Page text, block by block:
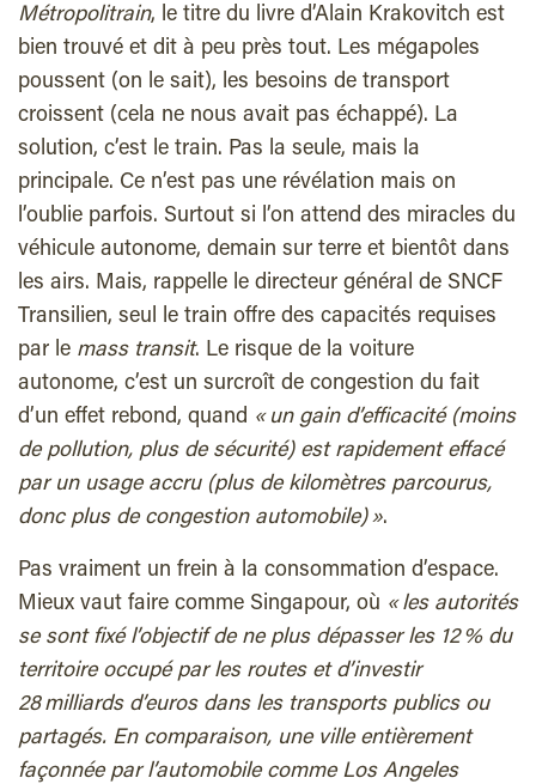
Métropolitrain, le titre du livre d’Alain Krakovitch est
bien trouvé et dit à peu près tout. Les mégapoles
poussent (on le sait), les besoins de transport
croissent (cela ne nous avait pas échappé). La
solution, c’est le train. Pas la seule, mais la
principale. Ce n’est pas une révélation mais on
l’oublie parfois. Surtout si l’on attend des miracles du
véhicule autonome, demain sur terre et bientôt dans
les airs. Mais, rappelle le directeur général de SNCF
Transilien, seul le train offre des capacités requises
par le mass transit. Le risque de la voiture
autonome, c’est un surcroît de congestion du fait
d’un effet rebond, quand « un gain d’efficacité (moins
de pollution, plus de sécurité) est rapidement effacé
par un usage accru (plus de kilomètres parcourus,
donc plus de congestion automobile) ».
Pas vraiment un frein à la consommation d’espace.
Mieux vaut faire comme Singapour, où « les autorités
se sont fixé l’objectif de ne plus dépasser les 12 % du
territoire occupé par les routes et d’investir
28 milliards d’euros dans les transports publics ou
partagés. En comparaison, une ville entièrement
façonnée par l’automobile comme Los Angeles